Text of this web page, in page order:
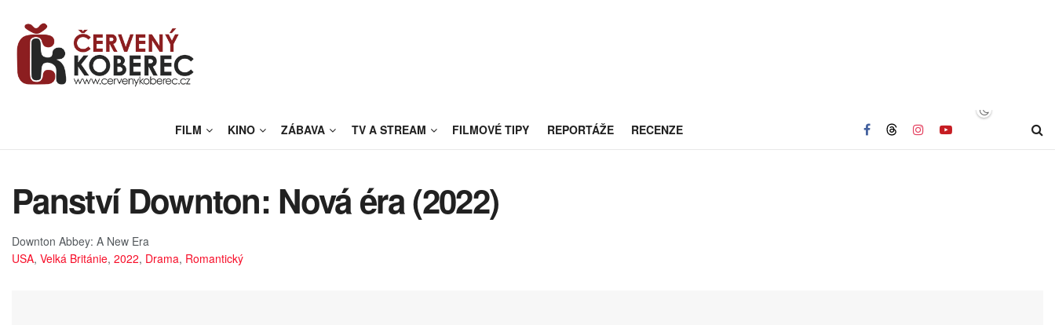
FILM KINO ZÁBAVA TV A STREAM FILMOVÉ TIPY REPORTÁŽE RECENZE
Panství Downton: Nová éra (2022)
Downton Abbey: A New Era
USA, Velká Británie, 2022, Drama, Romantický